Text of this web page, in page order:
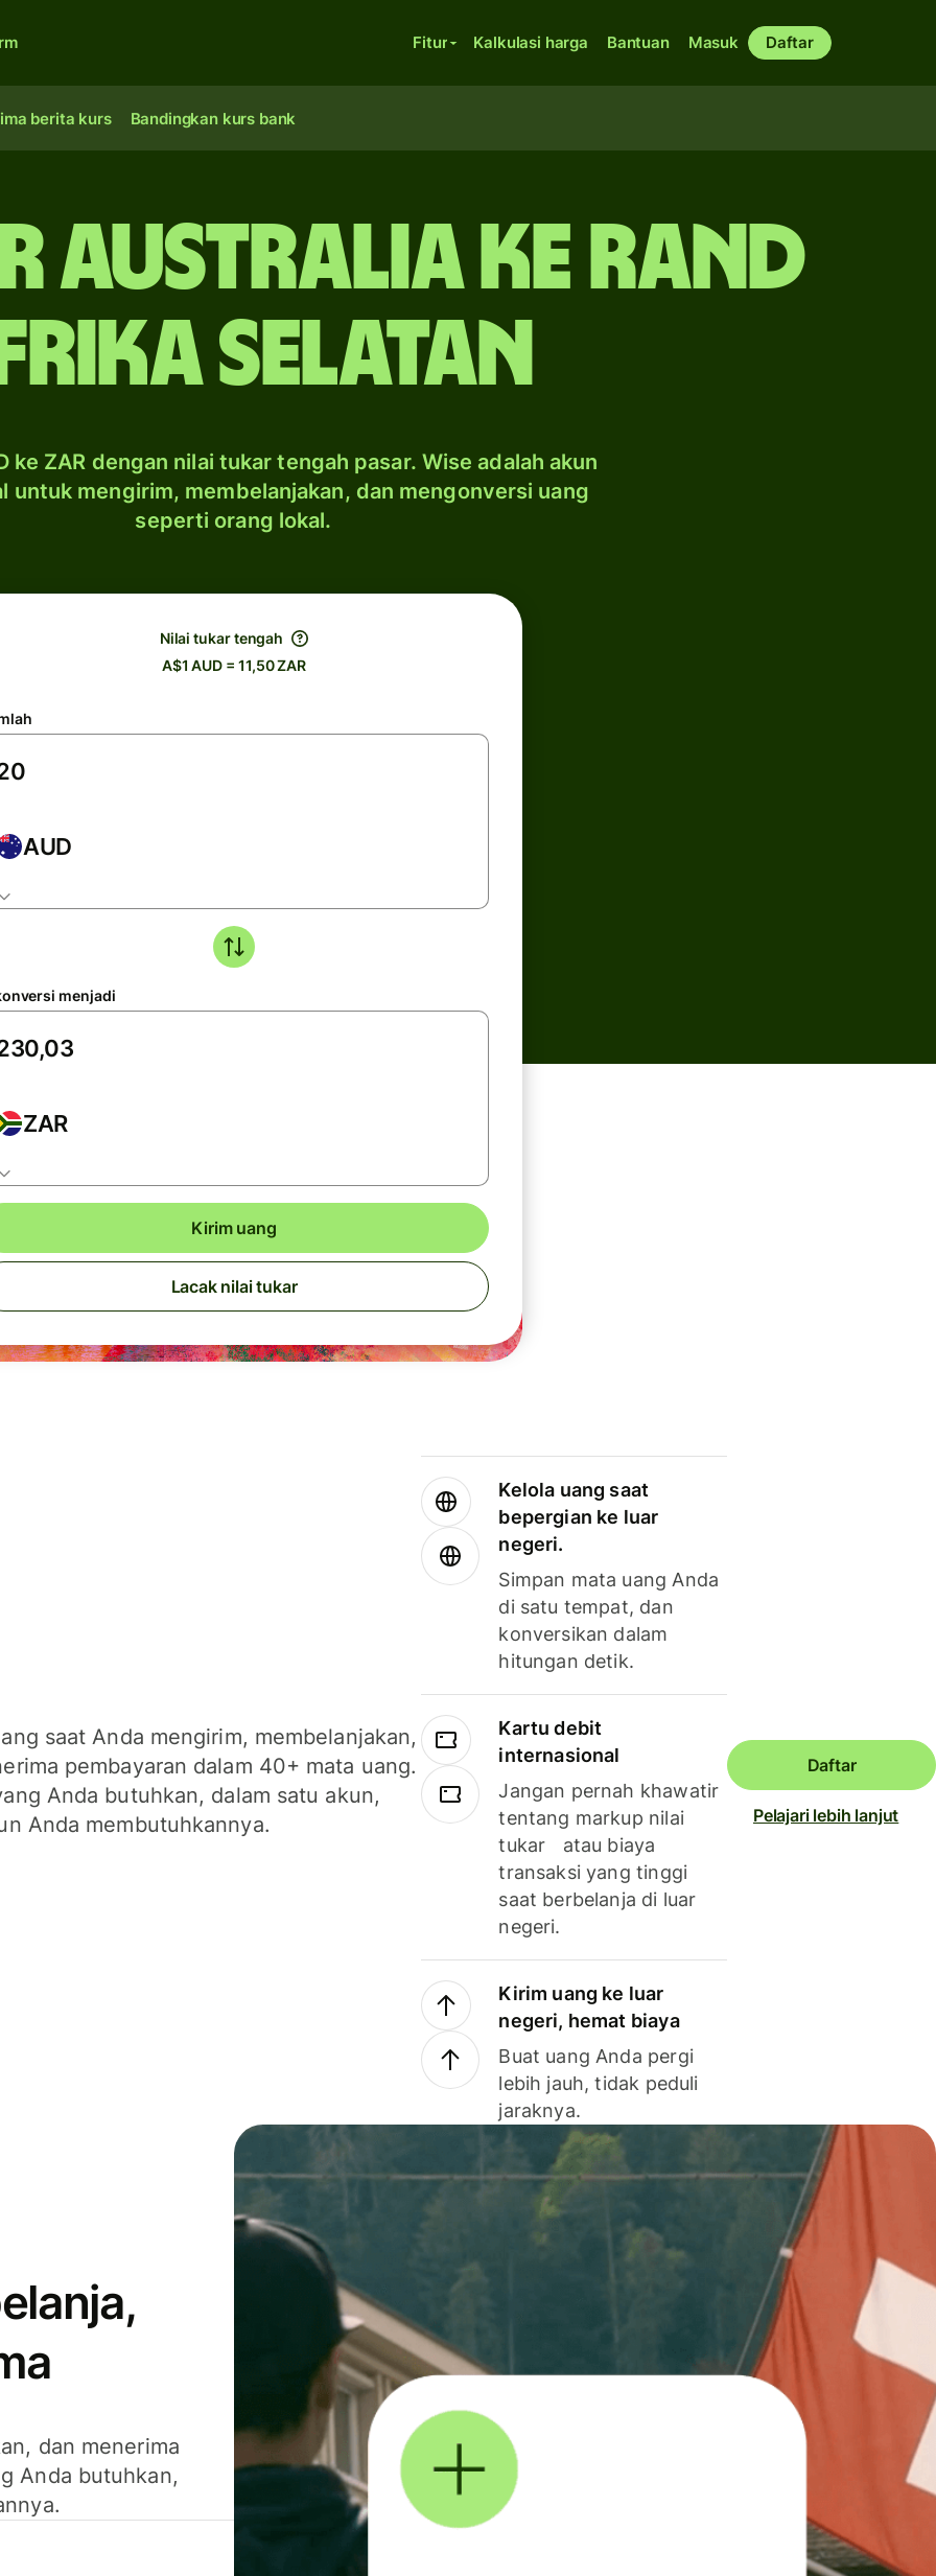
Fitur Kalkulasi harga Bantuan Masuk Daftar
berita kurs Bandingkan kurs bank
Australia ke rand
Selatan
ke ZAR dengan nilai tukar tengah pasar. Wise adalah akun
untuk mengirim, membelanjakan, dan mengonversi uang
seperti orang lokal.
Nilai tukar tengah
A$1 AUD = 11,50 ZAR
AUD
menjadi
ZAR
Kirim uang
Lacak nilai tukar
saat Anda mengirim, membelanjakan,
pembayaran dalam 40+ mata uang.
Anda butuhkan, dalam satu akun,
Anda membutuhkannya.
Kelola uang saat
bepergian ke luar
negeri.
Simpan mata uang Anda
di satu tempat, dan
konversikan dalam
hitungan detik.
Kartu debit
internasional
Jangan pernah khawatir
tentang markup nilai
tukar atau biaya
transaksi yang tinggi
saat berbelanja di luar
negeri.
Kirim uang ke luar
negeri, hemat biaya
Buat uang Anda pergi
lebih jauh, tidak peduli
jaraknya.
Daftar
Pelajari lebih lanjut
dan menerima
Anda butuhkan,